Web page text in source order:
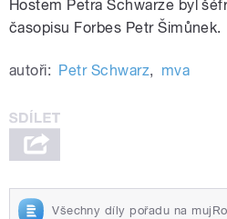
Hostem Petra Schwarze byl
časopisu Forbes Petr Šimůnek.
autoři: Petr Schwarz, mva
Všechny díly pořadu na